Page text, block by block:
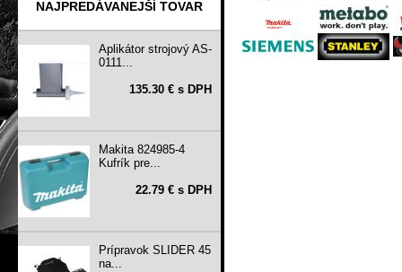
NAJPREDÁVANEJŠÍ TOVAR
Aplikátor strojový AS-
0111...
135.30 € s DPH
Makita 824985-4
Kufrík pre...
22.79 € s DPH
Prípravok SLIDER 45
na...